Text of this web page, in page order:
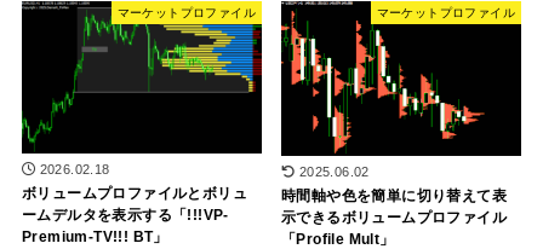
マーケットプロファイル
2026.02.18
ボリュームプロファイルとボリュ
ームデルタを表示する「!!!VP-
Premium-TV!!! BT」
マーケットプロファイル
2025.06.02
時間軸や色を簡単に切り替えて表
示できるボリュームプロファイル
「Profile Mult」